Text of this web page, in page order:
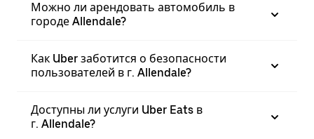
Можно ли арендовать автомобиль в
городе Allendale?
Как Uber заботится о безопасности
пользователей в г. Allendale?
Доступны ли услуги Uber Eats в
г. Allendale?